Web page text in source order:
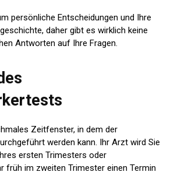
persönliche Entscheidungen und Ihre
daher gibt es wirklich keine
Antworten auf Ihre Fragen.
Zeitfenster, in dem der
werden kann. Ihr Arzt wird Sie
ersten Trimesters oder
früh im zweiten Trimester einen Termin